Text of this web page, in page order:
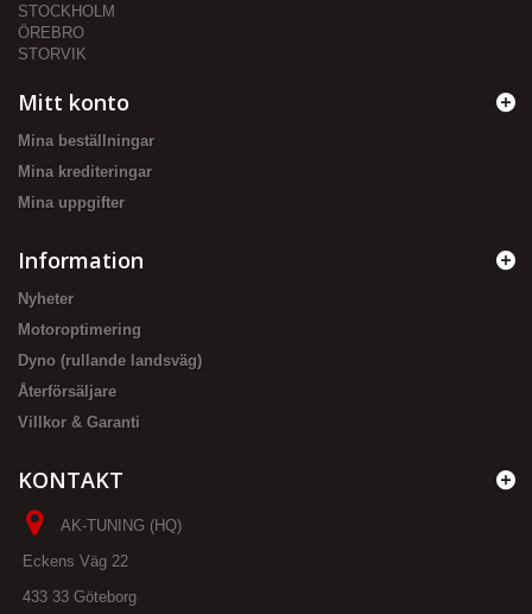
STOCKHOLM
ÖREBRO
STORVIK
Mitt konto
Mina beställningar
Mina krediteringar
Mina uppgifter
Information
Nyheter
Motoroptimering
Dyno (rullande landsväg)
Återförsäljare
Villkor & Garanti
KONTAKT
AK-TUNING (HQ)
Eckens Väg 22
433 33 Göteborg